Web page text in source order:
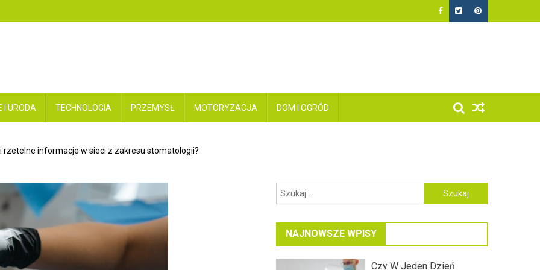
I URODA TECHNOLOGIA PRZEMYSŁ MOTORYZACJA DOM I OGRÓD
rzetelne informacje w sieci z zakresu stomatologii?
Szukaj:
NAJNOWSZE WPISY
Czy W Jeden Dzień